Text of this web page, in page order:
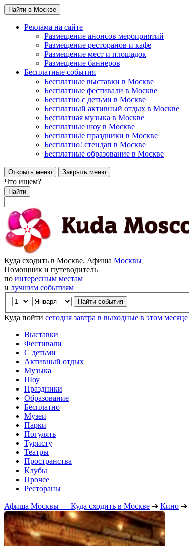
Найти в Москве
Реклама на сайте
Размещение анонсов мероприятий
Размещение ресторанов и кафе
Размещение мест и площадок
Размещение баннеров
Бесплатные события
Бесплатные выставки в Москве
Бесплатные фестивали в Москве
Бесплатно с детьми в Москве
Бесплатный активный отдых в Москве
Бесплатная музыка в Москве
Бесплатные шоу в Москве
Бесплатные праздники в Москве
Бесплатно! стендап в Москве
Бесплатные образование в Москве
Открыть меню Закрыть меню
Что ищем?
Найти
Куда сходить в Москве. Афиша Москвы
Помощник и путеводитель
по интересным местам
и лучшим событиям
Куда пойти сегодня завтра в выходные в этом месяце
Выставки
Фестивали
С детьми
Активный отдых
Музыка
Шоу
Праздники
Образование
Бесплатно
Музеи
Парки
Погулять
Туристу
Театры
Пространства
Клубы
Прочее
Рестораны
Афиша Москвы — Куда сходить в Москве ➔ Кино ➔